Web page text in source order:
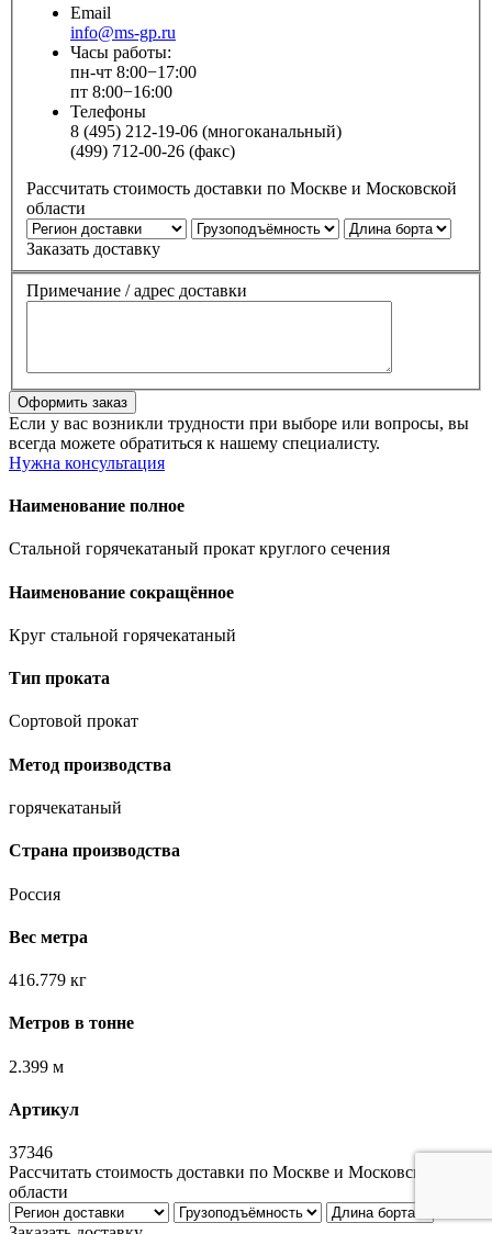
Email
info@ms-gp.ru
Часы работы:
пн-чт 8:00−17:00
пт 8:00−16:00
Телефоны
8 (495) 212-19-06 (многоканальный)
(499) 712-00-26 (факс)
Рассчитать стоимость доставки по Москве и Московской
области
Заказать доставку
Примечание / адрес доставки
Если у вас возникли трудности при выборе или вопросы, вы
всегда можете обратиться к нашему специалисту.
Нужна консультация
Наименование полное
Стальной горячекатаный прокат круглого сечения
Наименование сокращённое
Круг стальной горячекатаный
Тип проката
Сортовой прокат
Метод производства
горячекатаный
Страна производства
Россия
Вес метра
416.779 кг
Метров в тонне
2.399 м
Артикул
37346
Рассчитать стоимость доставки по Москве и Московской
области